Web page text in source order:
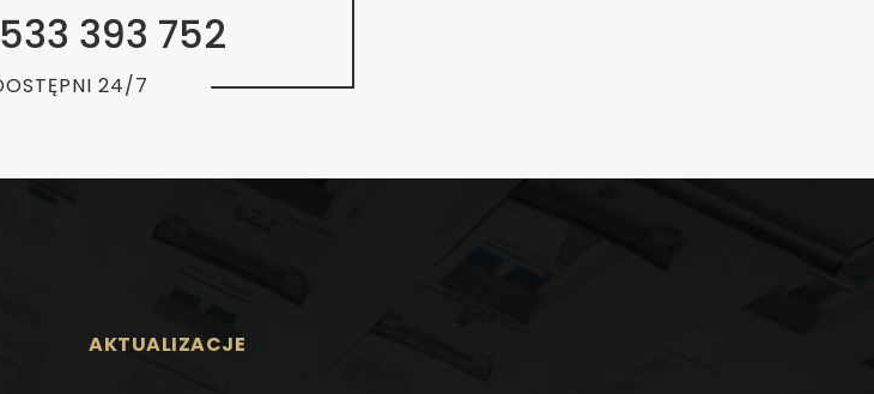
393 752
24/7
AKTUALIZACJE